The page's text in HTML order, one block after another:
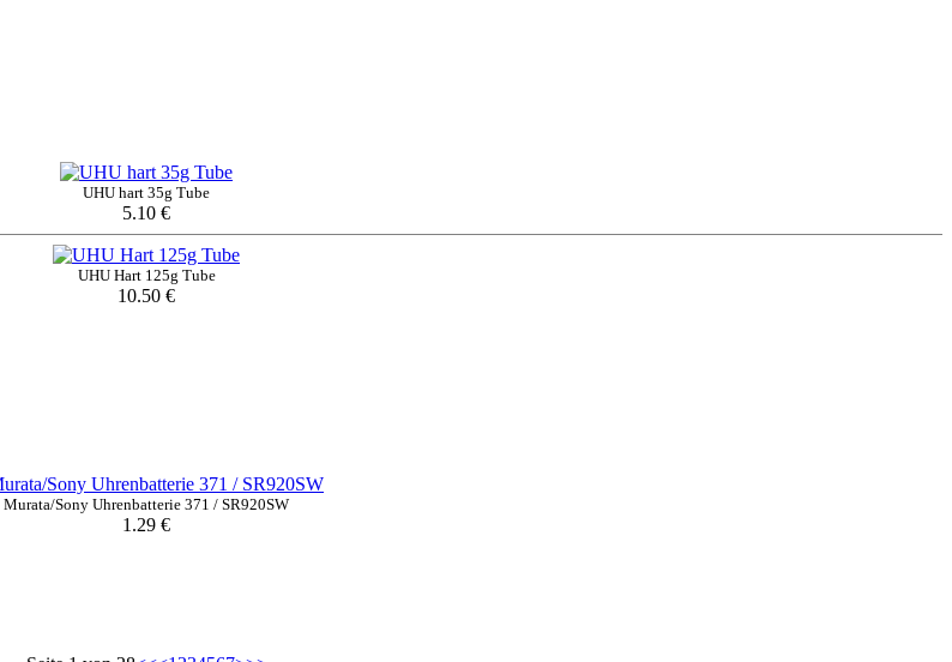
UHU hart 35g Tube
5.10 €
UHU Hart 125g Tube
10.50 €
Murata/Sony Uhrenbatterie 371 / SR920SW
1.29 €